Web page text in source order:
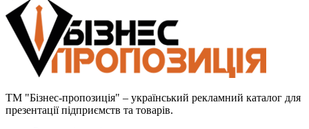
ТМ "Бізнес-пропозиція" – український рекламний каталог для
презентації підприємств та товарів.